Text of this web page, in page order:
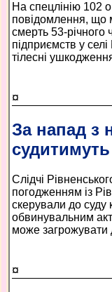
На спецлінію 102
повідомлення, що
смерть 53-річного
підприємств у
тілесні
¤
За напад з
судитимуть
Слідчі
погодженням із
скерували до суду
обвинувальним
може загрожувати
¤